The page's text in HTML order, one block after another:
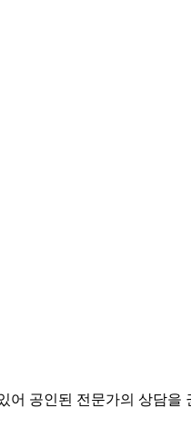
공인된 전문가의 상담